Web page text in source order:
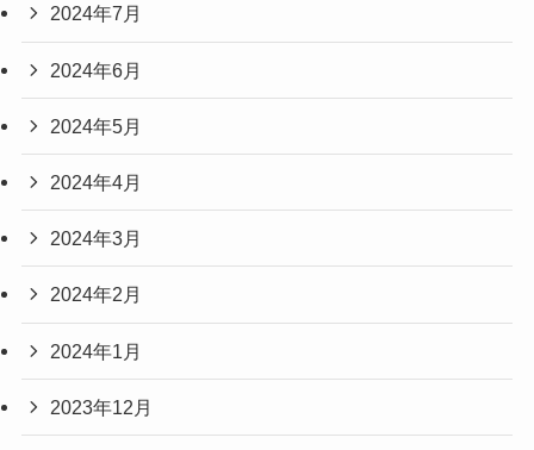
2024年7月
2024年6月
2024年5月
2024年4月
2024年3月
2024年2月
2024年1月
2023年12月